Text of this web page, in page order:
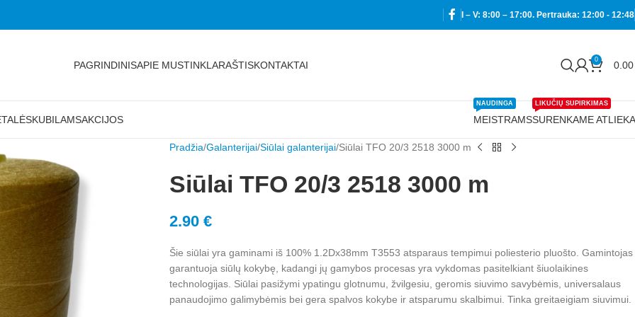
I – V: 8:00 – 17:00. Pertrauka: 12:00 - 12:48
PAGRINDINISAPIE MUSTINKLARAŠTISKONTAKTAI 0
KUBILAMSAKCIJOS MEISTRAMS
NAUDINGA
SURENKAME
LIKUČIŲ SUPIRKIMAS
Pradžia Galanterijai Siūlai galanterijai Siūlai TFO 20/3 2518 3000 m
Siūlai TFO 20/3 2518 3000 m
2.90 €
Šie siūlai yra gaminami iš 100% 1.2Dx38mm T3553 atsparaus tempimui poliesterio pluošto. Gamintojas
garantuoja siūlų kokybę, kadangi jų gamybos procesas yra vykdomas pasitelkiant šiuolaikines
technologijas. Siūlai pasižymi ypatingu glotnumu, žvilgesiu, geromis siuvimo savybėmis, universalaus
panaudojimo galimybėmis bei gera spalvos kokybe ir atsparumu skalbimui. Tinka greitaeigiam siuvimui.